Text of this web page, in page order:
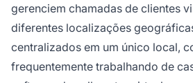
gerenciem chamadas de clientes
diferentes localizações
centralizados em um único local,
frequentemente trabalhando de